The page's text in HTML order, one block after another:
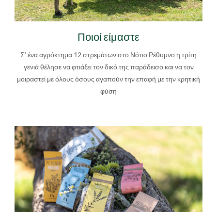
Ποιοί είμαστε
Σ’ ένα αγρόκτημα 12 στρεμάτων στο Νότιο Ρέθυμνο η τρίτη
γενιά θέλησε να φτιάξει τον δικό της παράδεισο και να τον
μοιραστεί με όλους όσους αγαπούν την επαφή με την κρητική
φύση